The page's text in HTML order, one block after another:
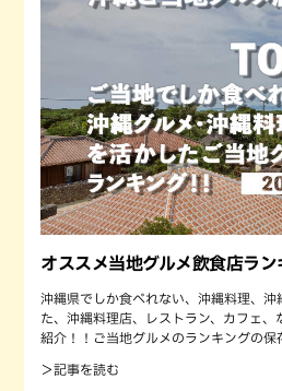
オススメ当地グルメ飲食店ラン
沖縄県でしか食べれない、沖縄料理、沖
た、沖縄料理店、レストラン、カフェ、
紹介！！ご当地グルメのランキングの保
＞記事を読む